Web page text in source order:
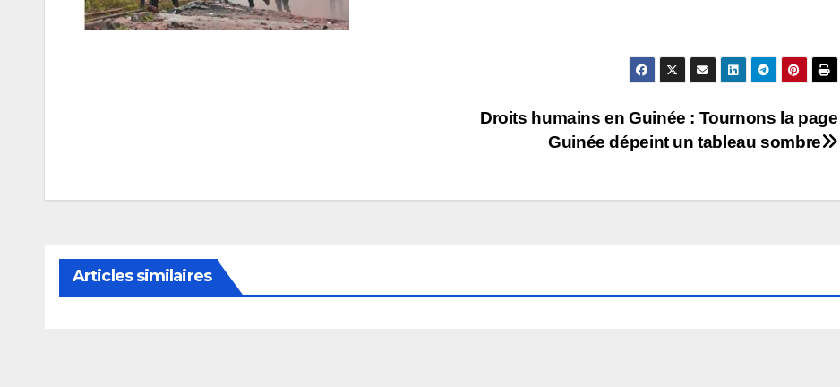
l’article
Droits humains en Guinée : Tournons la page
Guinée dépeint un tableau sombre
Articles similaires